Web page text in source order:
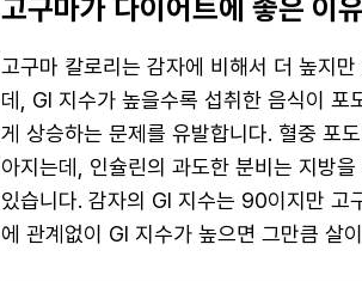
고구마가 다이어트에 좋은 이유
고구마 칼로리는 감자에 비해서 더 높지
데, GI 지수가 높을수록 섭취한 음식이
게 상승하는 문제를 유발합니다. 혈중 포
아지는데, 인슐린의 과도한 분비는 지방
있습니다. 감자의 GI 지수는 90이지만 고
에 관계없이 GI 지수가 높으면 그만큼 살